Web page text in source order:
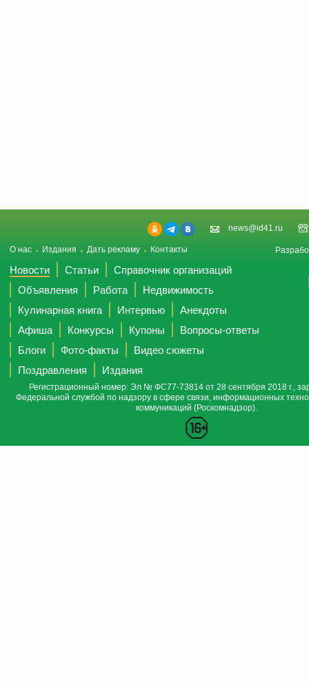
news@id41.ru
О нас Издания Дать рекламу Контакты
Новости Статьи
Справочник организаций
Объявления
Работа
Недвижимость
Кулинарная книга
Интервью
Анекдоты
Афиша
Конкурсы Купоны
Вопросы-ответы
Блоги
Фото-факты
Видео сюжеты
Поздравления
Издания
Регистрационный номер: Эл № ФС77-73814 от 28 сентября 2018 г.,
Федеральной службой по надзору в сфере связи, информационных
коммуникаций (Роскомнадзор).